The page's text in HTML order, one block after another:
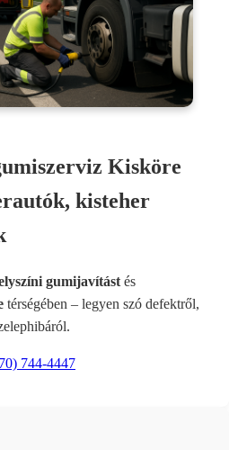
Kisköre
kisteher
gumijavítást és
térségében – legyen szó defektről,
744-4447